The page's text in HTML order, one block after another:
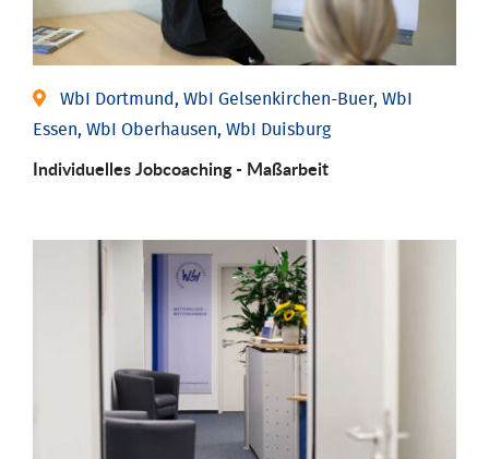
WbI Dortmund, WbI Gelsenkirchen-Buer, WbI
Essen, WbI Oberhausen, WbI Duisburg
Individu­elles Job­coaching - Maßarbeit